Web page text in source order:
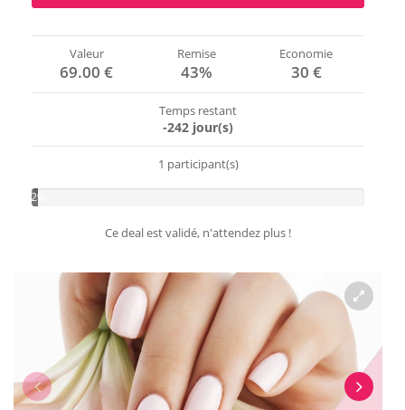
Valeur
69.00 €
Remise
43%
Economie
30 €
Temps restant
-242 jour(s)
1 participant(s)
2%
Ce deal est validé, n'attendez plus !